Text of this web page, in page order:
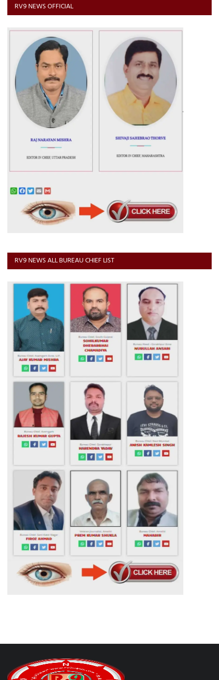
RV9 NEWS OFFICIAL
RV9 NEWS ALL BUREAU CHIEF LIST